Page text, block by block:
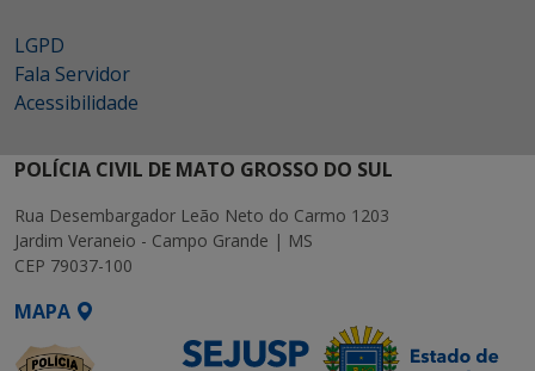
LGPD
Fala Servidor
Acessibilidade
POLÍCIA CIVIL DE MATO GROSSO DO SUL
Rua Desembargador Leão Neto do Carmo 1203
Jardim Veraneio - Campo Grande | MS
CEP 79037-100
MAPA